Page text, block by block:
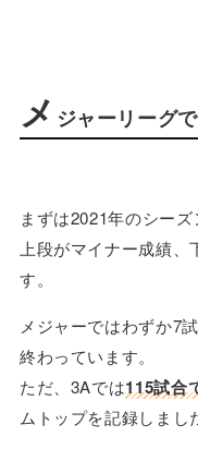
メ ジャーリーグ
まずは2021年のシーズ
上段がマイナー成績
す。
メジャーではわずか7
終わっています。
ただ、3Aでは115試合
ムトップを記録しまし